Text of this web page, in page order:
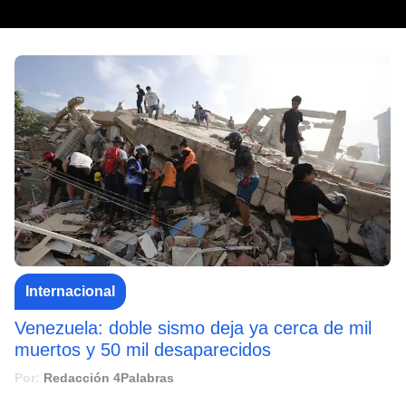
Internacional
Venezuela: doble sismo deja ya cerca de mil
muertos y 50 mil desaparecidos
Por: Redacción 4Palabras